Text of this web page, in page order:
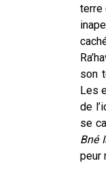
terre
son
Les
de
se
Bné
peur